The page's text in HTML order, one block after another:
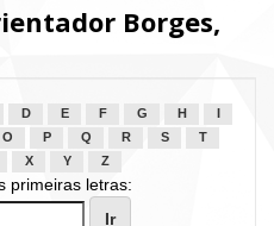
Borges,
D E F G H
O P Q R S
T
X Y Z
primeiras letras: